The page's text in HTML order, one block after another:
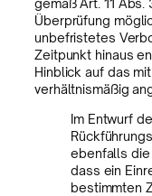
gemäß Art. 11
Überprüfung
unbefristetes
Zeitpunkt hinaus
Hinblick auf das
verhältnismäßig
Im Entwurf
ebenfalls die
dass ein
bestimmten